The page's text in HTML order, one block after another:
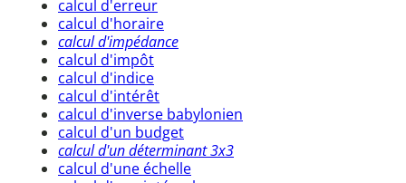
calcul d'erreur
calcul d'horaire
calcul d'impédance
calcul d'impôt
calcul d'indice
calcul d'intérêt
calcul d'inverse babylonien
calcul d'un budget
calcul d'un déterminant 3x3
calcul d'une échelle